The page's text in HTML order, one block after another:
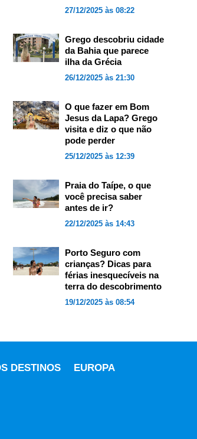
27/12/2025 às 08:22
Grego descobriu cidade
da Bahia que parece
ilha da Grécia
26/12/2025 às 21:30
O que fazer em Bom
Jesus da Lapa? Grego
visita e diz o que não
pode perder
25/12/2025 às 12:39
Praia do Taípe, o que
você precisa saber
antes de ir?
22/12/2025 às 14:43
Porto Seguro com
crianças? Dicas para
férias inesquecíveis na
terra do descobrimento
19/12/2025 às 08:54
DESTINOS
EUROPA